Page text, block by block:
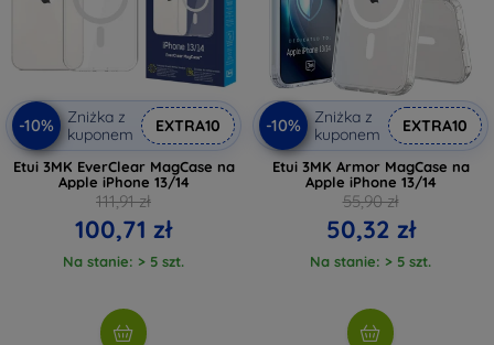
-10%
Zniżka z
kuponem
EXTRA10
Etui 3MK EverClear MagCase na
Apple iPhone 13/14
111,91 zł
100,71 zł
Na stanie: > 5 szt.
-10%
Zniżka z
kuponem
EXTRA10
Etui 3MK Armor MagCase na
Apple iPhone 13/14
55,90 zł
50,32 zł
Na stanie: > 5 szt.